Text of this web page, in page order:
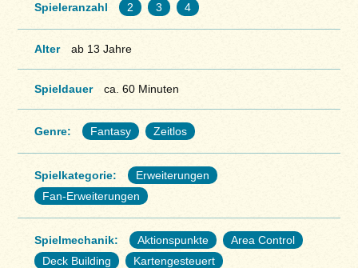
Spieleranzahl 2 3 4
Alter ab 13 Jahre
Spieldauer ca. 60 Minuten
Genre: Fantasy Zeitlos
Spielkategorie:
Erweiterungen
Fan-Erweiterungen
Spielmechanik: Aktionspunkte
Area Control
Deck Building
Kartengesteuert